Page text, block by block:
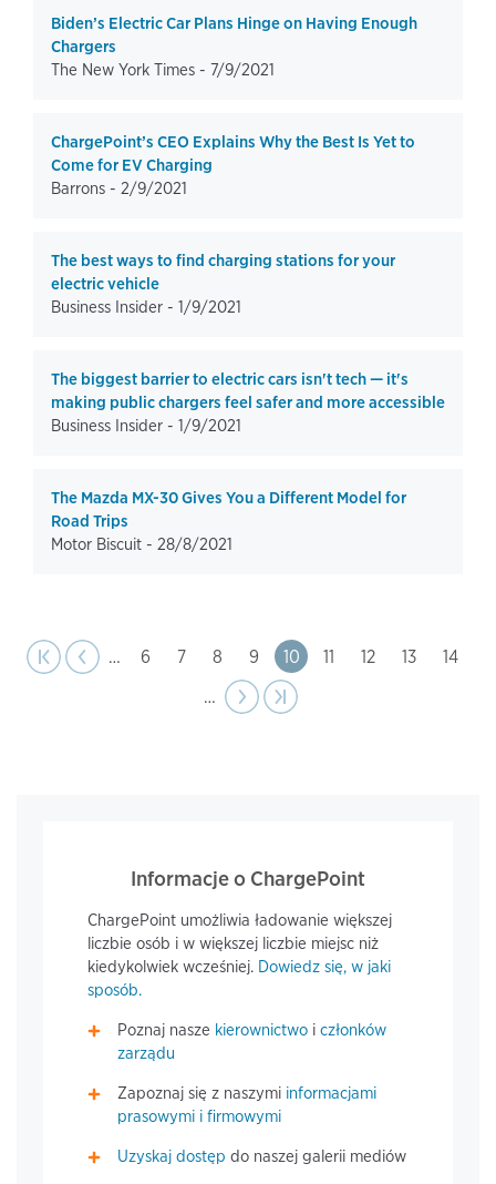
Biden’s Electric Car Plans Hinge on Having Enough
Chargers
The New York Times - 7/9/2021
ChargePoint’s CEO Explains Why the Best Is Yet to
Come for EV Charging
Barrons - 2/9/2021
The best ways to find charging stations for your
electric vehicle
Business Insider - 1/9/2021
The biggest barrier to electric cars isn't tech — it's
making public chargers feel safer and more accessible
Business Insider - 1/9/2021
The Mazda MX-30 Gives You a Different Model for
Road Trips
Motor Biscuit - 28/8/2021
Pagination
page
|‹
Previous
‹‹
… Page
6 Page
7 Page
8 Page
9 Page
10 Page
11 Page
12 Page
13 Page
14
…
Next
›› Last page
›|
Informacje o ChargePoint
ChargePoint umożliwia ładowanie większej
liczbie osób i w większej liczbie miejsc niż
kiedykolwiek wcześniej. Dowiedz się, w jaki
sposób.
Poznaj nasze kierownictwo iczłonków
zarządu
Zapoznaj się z naszymi informacjami
prasowymi i firmowymi
Uzyskaj dostęp do naszej galerii mediów